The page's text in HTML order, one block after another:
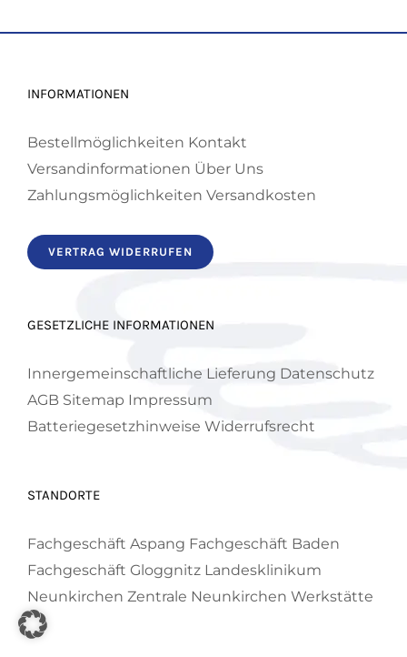
INFORMATIONEN
Bestellmöglichkeiten Kontakt
Versandinformationen Über Uns
Zahlungsmöglichkeiten Versandkosten
VERTRAG WIDERRUFEN
GESETZLICHE INFORMATIONEN
Innergemeinschaftliche Lieferung Datenschutz
AGB Sitemap Impressum
Batteriegesetzhinweise Widerrufsrecht
STANDORTE
Fachgeschäft Aspang Fachgeschäft Baden
Fachgeschäft Gloggnitz Landesklinikum
Neunkirchen Zentrale Neunkirchen Werkstätte